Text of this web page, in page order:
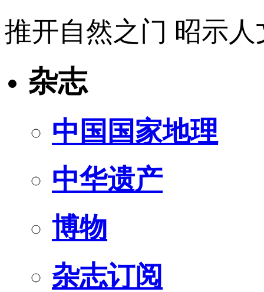
推开自然之门 昭示人
杂志
中国国家地理
中华遗产
博物
杂志订阅